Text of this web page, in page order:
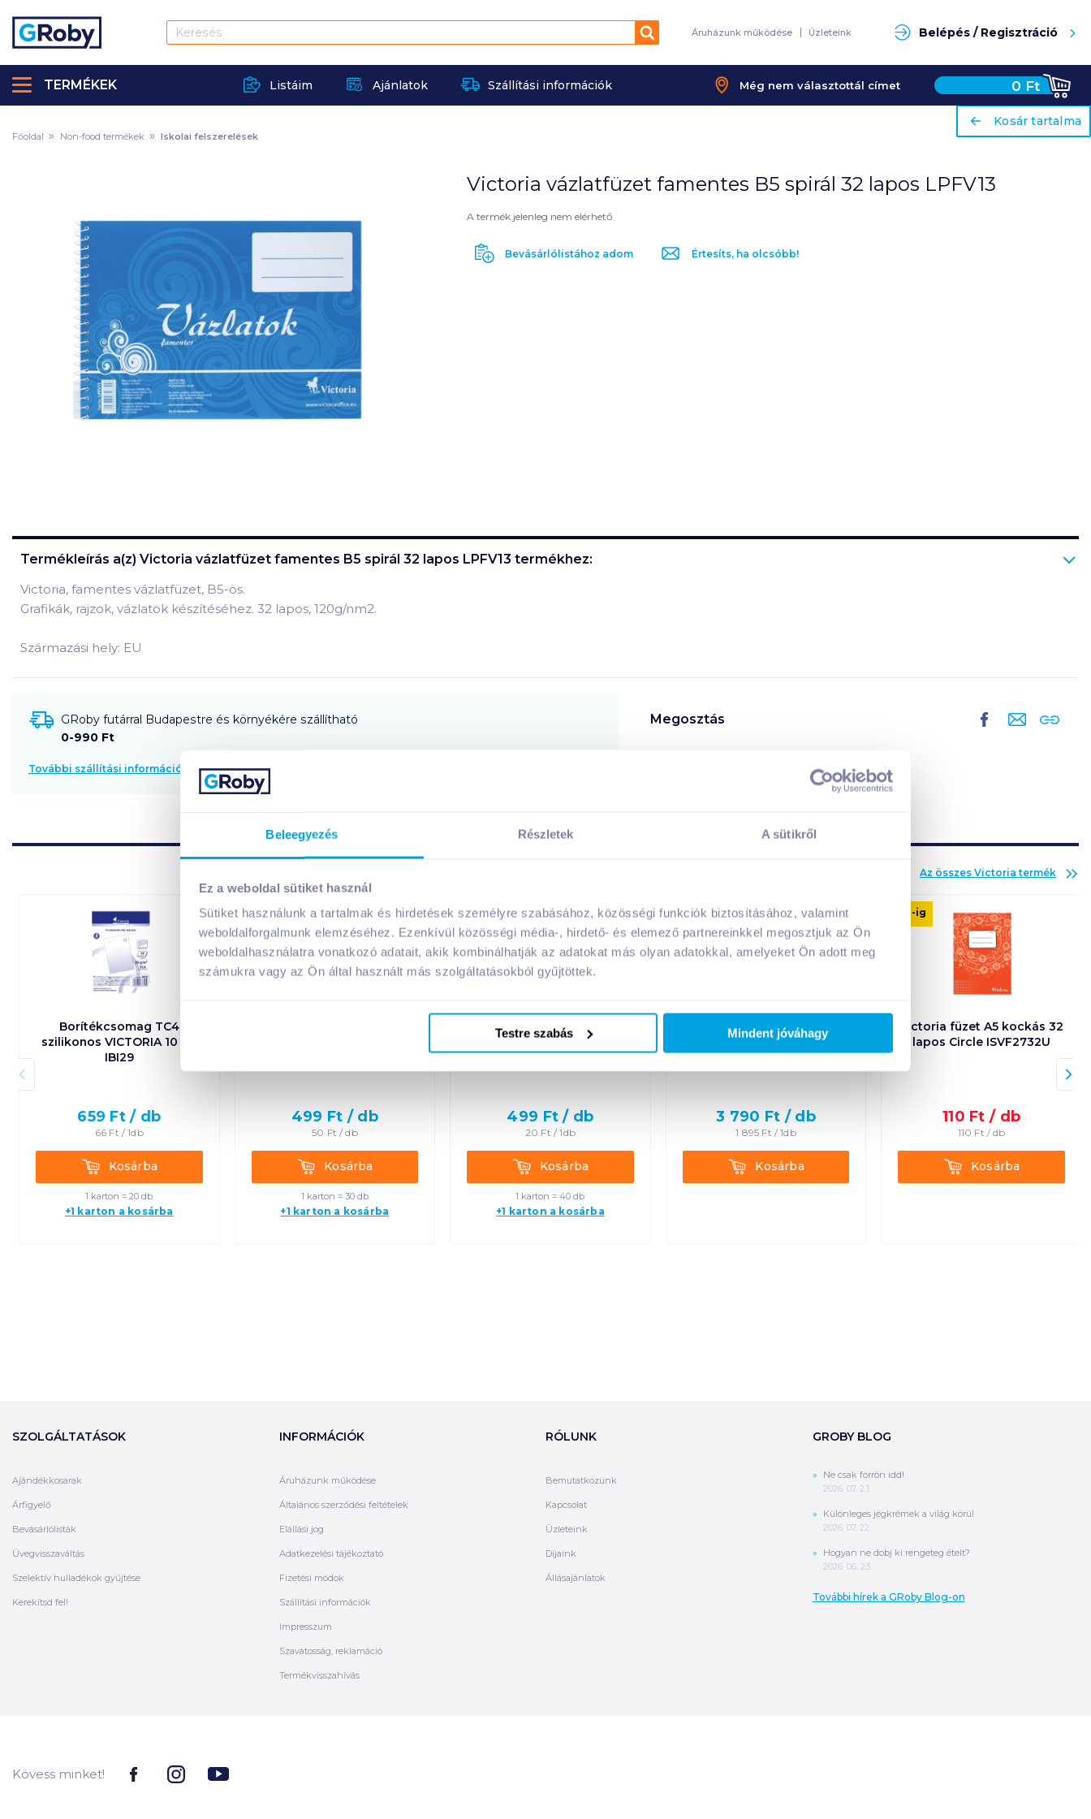
Beleegyezés Részletek A sütikről
Ez a weboldal sütiket használ
Sütiket használunk a tartalmak és hirdetések személyre szabásához, közösségi funkciók biztosításához, valamint
weboldalforgalmunk elemzéséhez. Ezenkívül közösségi média-, hirdető- és elemező partnereinkkel megosztjuk az Ön
weboldalhasználatra vonatkozó adatait, akik kombinálhatják az adatokat más olyan adatokkal, amelyeket Ön adott meg
számukra vagy az Ön által használt más szolgáltatásokból gyűjtöttek.
Testre szabás Mindent jóváhagy
Keresés Áruházunk működése Üzleteink Belépés / Regisztráció
Listáim Ajánlatok Szállítási információk Még nem választottál címet 0 Ft
TERMÉKEK
ariaLabel
Kosár tartalma
A kosarad jelenleg üres.
Adj hozzá termékeket!
Főoldal Non-food termékek Iskolai felszerelések
Victoria vázlatfüzet famentes B5 spirál 32 lapos LPFV13
A termék jelenleg nem elérhető
Bevásárlólistához adom Értesíts, ha olcsóbb!
Termékleírás a(z) Victoria vázlatfüzet famentes B5 spirál 32 lapos LPFV13 termékhez:
Victoria, famentes vázlatfüzet, B5-ös.
Grafikák, rajzok, vázlatok készítéséhez. 32 lapos, 120g/nm2.
Származási hely: EU
GRoby futárral Budapestre és környékére szállítható
0-990 Ft
További szállítási információk
Megosztás
A márka további termékei
Az összes Victoria termék
Borítékcsomag TC4
szilikonos VICTORIA 10 db
IBI29
659 Ft / db
66 Ft /1db
KosárbaKosárba
1 karton = 20 db
+1 karton a kosárba
499 Ft / db
50 Ft /db
KosárbaKosárba
1 karton = 30 db
+1 karton a kosárba
Borítékcsomag LC6
öntapadó VICTORIA 25 db
IBI23
499 Ft / db
20 Ft /1db
KosárbaKosárba
1 karton = 40 db
+1 karton a kosárba
Archiválókonténer 2 db
320x460x270mm Victoria
kék-fehér IDVAK
3 790 Ft / db
1 895 Ft /1db
KosárbaKosárba
Victoria füzet A5 kockás 32
lapos Circle ISVF2732U
110 Ft / db
110 Ft /db
KosárbaKosárba
-ig
SZOLGÁLTATÁSOK
Ajándékkosarak
Árfigyelő
Bevásárlólisták
Üvegvisszaváltás
Szelektív hulladékok gyűjtése
Kerekítsd fel!
INFORMÁCIÓK
Áruházunk működése
Általános szerződési feltételek
Elállási jog
Adatkezelési tájékoztató
Fizetési módok
Szállítási információk
Impresszum
Szavatosság, reklamáció
Termékvisszahívás
RÓLUNK
Bemutatkozunk
Kapcsolat
Üzleteink
Díjaink
Állásajánlatok
GROBY BLOG
Ne csak forrón idd!
2026. 07. 23.
Különleges jégkrémek a világ körül
2026. 07. 22.
Hogyan ne dobj ki rengeteg ételt?
2026. 06. 23.
További hírek a GRoby Blog-on
Kövess minket!